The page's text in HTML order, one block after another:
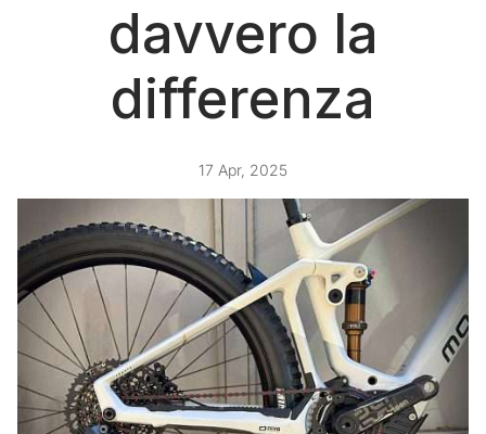
davvero la
differenza
17 Apr, 2025